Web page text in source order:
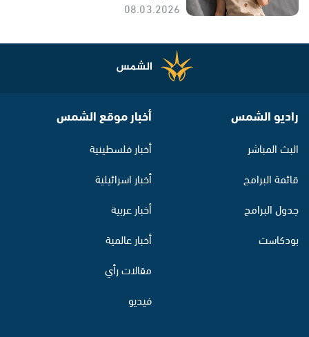
08.03.2026
راديو الشمس
البث المباشر
قائمة البرامج
جدول البرامج
بودكاست
أخبار موقع الشمس
أخبار فلسطينية
أخبار اسرائيلية
أخبار عربية
أخبار عالمية
مقالات رأي
فيديو